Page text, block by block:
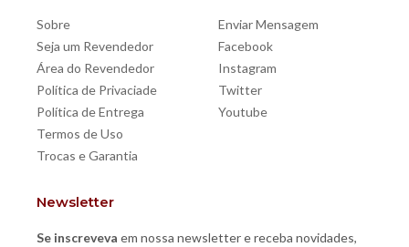
Sobre
Seja um Revendedor
Área do Revendedor
Política de Privaciade
Política de Entrega
Termos de Uso
Trocas e Garantia
Enviar Mensagem
Facebook
Instagram
Twitter
Youtube
Newsletter
Se inscreveva em nossa newsletter e receba novidades,